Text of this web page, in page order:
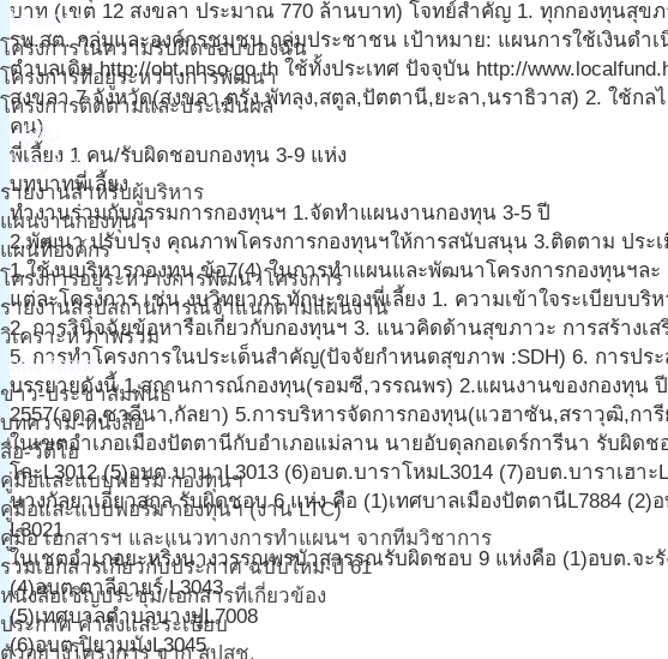
โครงการ
โครงการในความรับผิดชอบของฉัน
โครงการที่อยู่ระหว่างการพัฒนา
โครงการติดตามและประเมินผล
ปฎิทิน
วิเคราะห์
รายงานสำหรับผู้บริหาร
แผนงานกองทุนฯ
แผนที่องค์กร
โครงการอยู่ระหว่างการพัฒนาโครงการ
รายงานสรุปสถานการณ์จำแนกตามแผนงาน
วิเคราะห์ ภาพรวม
คลังข้อมูล
ข่าว-ประชาสัมพันธ์
บทความ-หนังสือ
สื่อ-วีดีโอ
คู่มือและแบบฟอร์ม กองทุนฯ
คู่มือและแบบฟอร์ม กองทุนฯ (งาน LTC)
คู่มือ เอกสารฯ และแนวทางการทำแผนฯ จากทีมวิชาการ
รวมเอกสารเกี่ยวกับประกาศ ฉบับใหม่ ปี 61
หนังสือเชิญประชุม/เอกสารที่เกี่ยวข้อง
ประกาศ คำสั่งและระเบียบ
ตัวอย่างโครงการ จาก สปสช.
บาท (เขต 12 สงขลา ประมาณ 770 ล้านบาท) โจทย์สำคัญ 1. ทุกกองทุนสุข
รพ.สต. กลุ่มและองค์กรชุมชน กลุ่มประชาชน เป้าหมาย: แผนการใช้เงินดำเ
ตำบลเดิม http://obt.nhso.go.th ใช้ทั้งประเทศ ปัจจุบัน http://
สงขลา 7 จังหวัด(สงขลา,ตรัง,พัทลุง,สตูล,ปัตตานี,ยะลา,นราธิวาส) 2. ใช้ก
คน)
พี่เลี้ยง 1 คน/รับผิดชอบกองทุน 3-9 แห่ง
บทบาทพี่เลี้ยง
ทำงานร่วมกับกรรมการกองทุนฯ 1.จัดทำแผนงานกองทุน 3-5 ปี
2.พัฒนา ปรับปรุง คุณภาพโครงการกองทุนฯให้การสนับสนุน 3.ติดตาม ประ
1.ใช้งบบริหารกองทุน ข้อ7(4) ในการทำแผนและพัฒนาโครงการกองทุนฯล
แต่ละโครงการ เช่น งบวิทยากร ทักษะของพี่เลี้ยง 1. ความเข้าใจระเบียบบริ
2. การวินิจฉัยข้อหารือเกี่ยวกับกองทุนฯ 3. แนวคิดด้านสุขภาวะ การสร้างเ
5. การทำโครงการในประเด็นสำคัญ(ปัจจัยกำหนดสุขภาพ :SDH) 6. การป
บรรยายดังนี้ 1.สถานการณ์กองทุน(รอมซี,วรรณพร) 2.แผนงานของกองทุน ปี
2557(อดุล,ซาลีนา,กัลยา) 5.การบริหารจัดการกองทุน(แวฮาซัน,สราวุฒิ,ก
ในเขตอำเภอเมืองปัตตานีกับอำเภอแม่ลาน นายอับดุลกอเดร์การีนา รับผิด
โละL3012 (5)อบต.บานาL3013 (6)อบต.บาราโหมL3014 (7)อบต.บาราเฮาะ
นางกัลยาเอี่ยวสกุล รับผิดชอบ 6 แห่ง คือ (1)เทศบาลเมืองปัตตานีL7884
L3021
ในเชตอำเภอยะหริ่งนางวรรณพรบัวสุวรรณรับผิดชอบ 9 แห่งคือ (1)อบต.จะ
(4)อบต.ตาลีอายร์ L3043
(5)เทศบาลตำบลบางปูL7008
(6)อบต.ปิยามุมังL3045